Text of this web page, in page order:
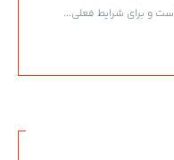
و برای شرایط فعلی...